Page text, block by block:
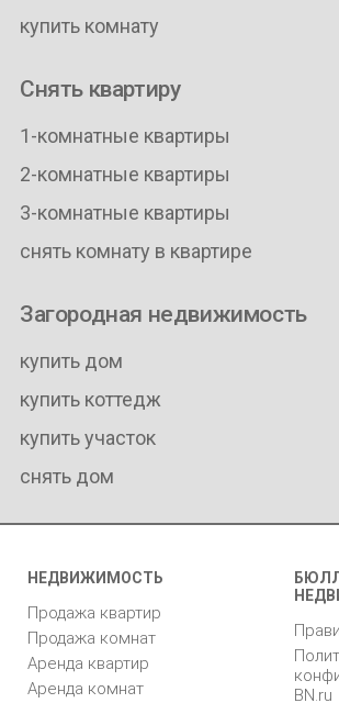
купить комнату
Снять квартиру
1-комнатные квартиры
2-комнатные квартиры
3-комнатные квартиры
снять комнату в квартире
Загородная недвижимость
купить дом
купить коттедж
купить участок
снять дом
НЕДВИЖИМОСТЬ
Продажа квартир
Продажа комнат
Аренда квартир
Аренда комнат
BN.ru